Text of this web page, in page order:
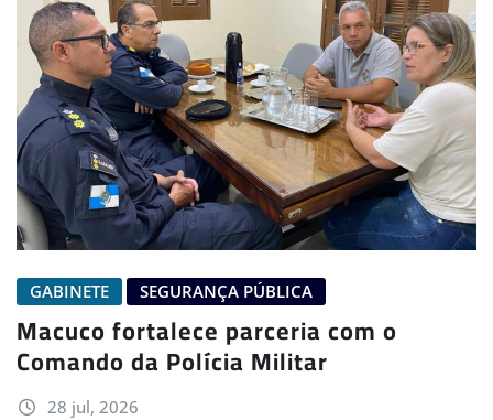
GABINETE SEGURANÇA PÚBLICA
Macuco fortalece parceria com o
Comando da Polícia Militar
28 jul, 2026